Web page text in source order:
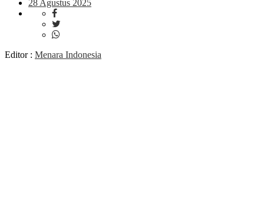
28 Agustus 2025
Editor : Menara Indonesia